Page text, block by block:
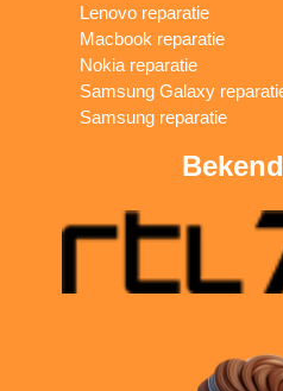
Lenovo reparatie
Macbook reparatie
Nokia reparatie
Samsung Galaxy
Samsung reparatie